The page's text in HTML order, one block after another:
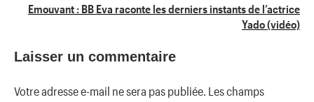
Emouvant : BB Eva raconte les derniers instants de l’actrice
Yado (vidéo)
Laisser un commentaire
Votre adresse e-mail ne sera pas publiée. Les champs